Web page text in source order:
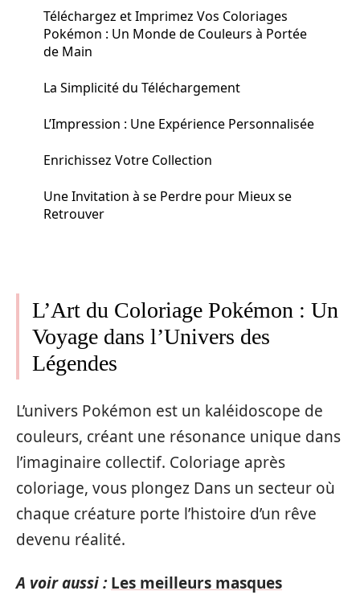
Téléchargez et Imprimez Vos Coloriages
Pokémon : Un Monde de Couleurs à Portée
de Main
La Simplicité du Téléchargement
L’Impression : Une Expérience Personnalisée
Enrichissez Votre Collection
Une Invitation à se Perdre pour Mieux se
Retrouver
L’Art du Coloriage Pokémon : Un
Voyage dans l’Univers des
Légendes
L’univers Pokémon est un kaléidoscope de
couleurs, créant une résonance unique dans
l’imaginaire collectif. Coloriage après
coloriage, vous plongez Dans un secteur où
chaque créature porte l’histoire d’un rêve
devenu réalité.
A voir aussi : Les meilleurs masques